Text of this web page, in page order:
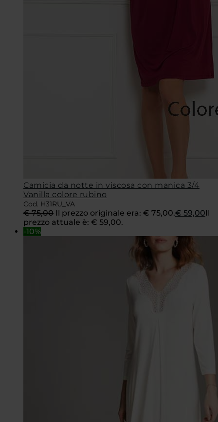
Camicia da notte in viscosa con manica 3/4
Vanilla colore rubino
Cod. H31RU_VA
€75,00 Il prezzo originale era: € 75,00.€ 59,00Il
prezzo attuale è: € 59,00.
-10%